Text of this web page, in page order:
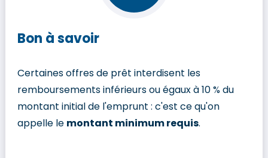
Bon à savoir
Certaines offres de prêt interdisent les
remboursements inférieurs ou égaux à 10 % du
montant initial de l'emprunt : c'est ce qu'on
appelle le montant minimum requis.